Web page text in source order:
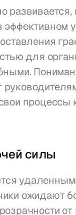
развивается,
для
процессы
силы
ожидают
от